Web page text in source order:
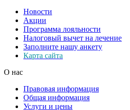
Новости
Акции
Программа лояльности
Налоговый вычет на лечение
Заполните нашу анкету
Карта сайта
О нас
Правовая информация
Общая информация
Услуги и цены